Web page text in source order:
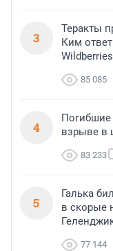
3
Теракты
Ким
Wildberries
85 085
4
Погибшие
взрыве в
83 233
5
Галька
в скорые
77 144